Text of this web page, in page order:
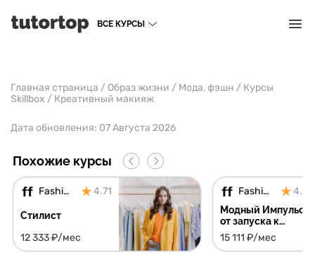
ВСЕ КУРСЫ
Главная страница / Образ жизни / Мода, фэшн / Курсы
Skillbox / Креативный макияж
Дата обновления: 07 Августа 2026
Похожие курсы
Fashion Factory 4.71
Стилист
12 333 ₽/мес
Fashion Factory 4.71
Модный Импульс:
от запуска к
успешным
продажам
15 111 ₽/мес